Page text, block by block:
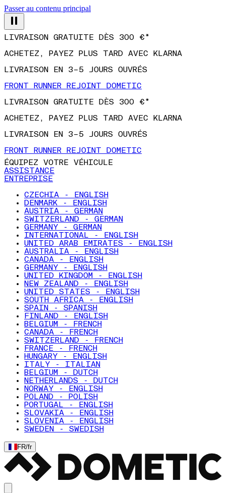
Passer au contenu principal
LIVRAISON GRATUITE DÈS 300 €*
ACHETEZ, PAYEZ PLUS TARD AVEC KLARNA
LIVRAISON EN 3–5 JOURS OUVRÉS
FRONT RUNNER REJOINT DOMETIC
LIVRAISON GRATUITE DÈS 300 €*
ACHETEZ, PAYEZ PLUS TARD AVEC KLARNA
LIVRAISON EN 3–5 JOURS OUVRÉS
FRONT RUNNER REJOINT DOMETIC
ÉQUIPEZ VOTRE VÉHICULE
ASSISTANCE
ENTREPRISE
CZECHIA - ENGLISH
DENMARK - ENGLISH
AUSTRIA - GERMAN
SWITZERLAND - GERMAN
GERMANY - GERMAN
INTERNATIONAL - ENGLISH
UNITED ARAB EMIRATES - ENGLISH
AUSTRALIA - ENGLISH
CANADA - ENGLISH
GERMANY - ENGLISH
UNITED KINGDOM - ENGLISH
NEW ZEALAND - ENGLISH
UNITED STATES - ENGLISH
SOUTH AFRICA - ENGLISH
SPAIN - SPANISH
FINLAND - ENGLISH
BELGIUM - FRENCH
CANADA - FRENCH
SWITZERLAND - FRENCH
FRANCE - FRENCH
HUNGARY - ENGLISH
ITALY - ITALIAN
BELGIUM - DUTCH
NETHERLANDS - DUTCH
NORWAY - ENGLISH
POLAND - POLISH
PORTUGAL - ENGLISH
SLOVAKIA - ENGLISH
SLOVENIA - ENGLISH
SWEDEN - SWEDISH
FR/fr